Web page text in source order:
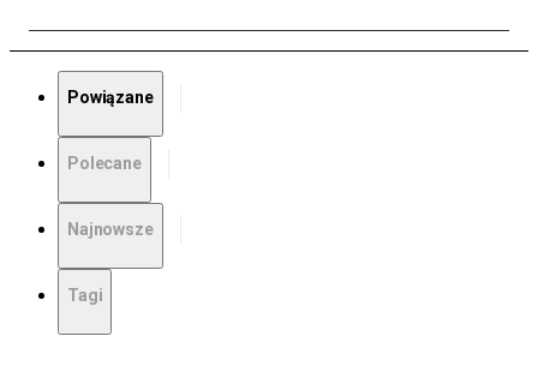
Powiązane
Polecane
Najnowsze
Tagi